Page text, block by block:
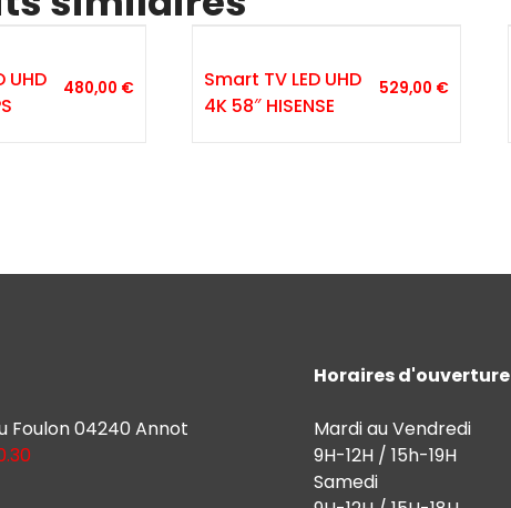
UHD
480,00 €
Smart TV LED UHD
4K 58″ HISENSE
529,00 €
Foulon 04240 Annot
Horaires d'ouverture
Mardi au Vendredi
9H-12H / 15h-19H
Samedi